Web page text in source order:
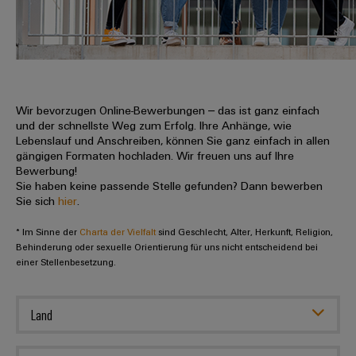
erlebbar
werden.
Datencenter
Produkte
für
Rechenzentren
–
effizient,
zuverlässig,
skalierbar
Energiespeicher
Lösungen
und
Anschlusstechnologie
DC-
u-
OS
Edge
Computing
Industrial
5G
Single
Leiterplattenklemmen
Gehäusesysteme
komponenten
Kabeleinführungssysteme
und
-
komponenten
Anschlussleitungen,
Patchkabel
Fast
Delivery
Beratung
und
digitale
Planung
easyConnect
-
Ihre
uns
Promotionfahrzeug
Distribution
Info
für
unsere
Partner
Vertrieb
Weidmüller
Zahlen
Unser
Vorstand
Nachhaltigkeit
Academy
People
Karriere
Stellen
für
Berufserfahrene
Für
Studierende
Werkstudententätigkeiten
Praktika
Abschlussarbeiten
Wir bevorzugen Online-Bewerbungen – das ist ganz einfach
und der schnellste Weg zum Erfolg. Ihre Anhänge, wie
Lebenslauf und Anschreiben, können Sie ganz einfach in allen
gängigen Formaten hochladen. Wir freuen uns auf Ihre
Bewerbung!
Sie haben keine passende Stelle gefunden? Dann bewerben
Sie sichhier
* Im Sinne der Charta der Vielfalt sind Geschlecht, Alter, Herkunft, Religion,
Behinderung oder sexuelle Orientierung für uns nicht entscheidend bei
einer Stellenbesetzung.
Land